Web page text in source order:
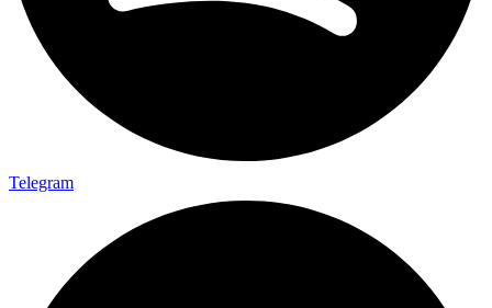
Telegram